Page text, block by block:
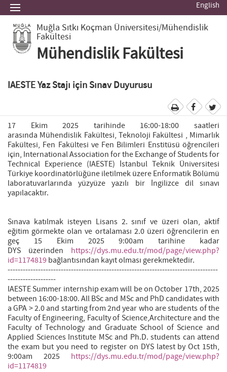
English
Muğla Sıtkı Koçman Üniversitesi/Mühendislik
Fakültesi
Mühendislik Fakültesi
IAESTE Yaz Stajı için Sınav Duyurusu
17 Ekim 2025 tarihinde 16:00-18:00 saatleri
arasında Mühendislik Fakültesi, Teknoloji Fakültesi , Mimarlık
Fakültesi, Fen Fakültesi ve Fen Bilimleri Enstitüsü öğrencileri
için, International Association for the Exchange of Students for
Technical Experience (IAESTE) İstanbul Teknik Üniversitesi
Türkiye koordinatörlüğüne iletilmek üzere Enformatik Bölümü
laboratuvarlarında yüzyüze yazılı bir İngilizce dil sınavı
yapılacaktır.
Sınava katılmak isteyen Lisans 2. sınıf ve üzeri olan, aktif
eğitim görmekte olan ve ortalaması 2.0 üzeri öğrencilerin en
geç 15 Ekim 2025 9:00am tarihine kadar
DYS üzerinden https://dys.mu.edu.tr/mod/page/view.php?
id=1174819bağlantısından kayıt olması gerekmektedir.
-----------------------------------------------------------------------------------
-------------------
IAESTE Summer internship exam will be on October 17th, 2025
between 16:00-18:00. All BSc and MSc and PhD candidates with
a GPA > 2.0 and starting from 2nd year who are students of the
Faculty of Engineering, Faculty of Science,Architecture and the
Faculty of Technology and Graduate School of Science and
Applied Sciences Institute MSc and Ph.D. students can attend
the exam but you need to register on DYS latest by Oct 15th,
9:00am 2025 https://dys.mu.edu.tr/mod/page/view.php?
id=1174819